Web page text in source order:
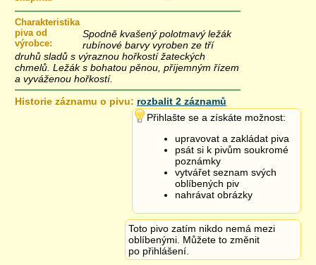
Charakteristika
piva od
výrobce:
Spodně kvašený polotmavý ležák
rubínové barvy vyroben ze tří
druhů sladů s výraznou hořkostí žateckých
chmelů. Ležák s bohatou pěnou, příjemným řízem
a vyváženou hořkostí.
Historie záznamu o pivu: rozbalit 2 záznamů
„Spodně kvašený polotmavý
hořkostí žateckých chmelů. Ležák s bohatou pěnou, příjemným
Přihlašte se a získáte možnost:
upravovat a zakládat piva
psát si k pivům soukromé
poznámky
vytvářet seznam svých
oblíbených piv
nahrávat obrázky
Toto pivo zatím nikdo nemá mezi
oblíbenými. Můžete to změnit
po přihlášení.